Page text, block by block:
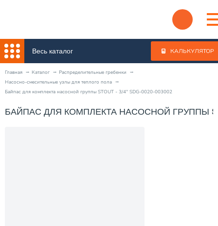
Весь каталог КАЛЬКУЛЯТОР
Главная Каталог
Распределительные гребенки
Насосно-смесительные узлы для теплого пола
Байпас для комплекта насосной группы STOUT - 3/4" SDG-0020-003002
БАЙПАС ДЛЯ КОМПЛЕКТА НАСОСНОЙ ГРУППЫ